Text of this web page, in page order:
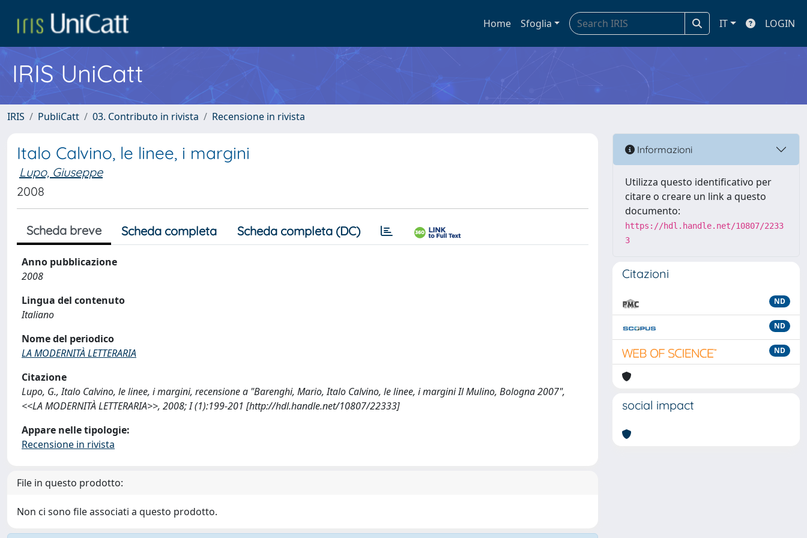
Home Sfoglia IT LOGIN
IRIS UniCatt
IRIS PubliCatt 03. Contributo in rivista Recensione in rivista
Italo Calvino, le linee, i margini
Lupo, Giuseppe
2008
Scheda breve Scheda completa Scheda completa (DC)
Anno pubblicazione
2008
Lingua del contenuto
Italiano
Nome del periodico
LA MODERNITÀ LETTERARIA
Citazione
Lupo, G., Italo Calvino, le linee, i margini, recensione a "Barenghi, Mario, Italo Calvino, le linee, i margini Il Mulino, Bologna 2007",
<<LA MODERNITÀ LETTERARIA>>, 2008; I (1):199-201 [http://hdl.handle.net/10807/22333]
Appare nelle tipologie:
Recensione in rivista
File in questo prodotto:
Non ci sono file associati a questo prodotto.
Informazioni
Utilizza questo identificativo per
citare o creare un link a questo
documento:
https://hdl.handle.net/10807/2233
3
Citazioni
ND
ND
ND
social impact